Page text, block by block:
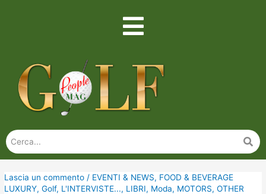
Lascia un commento / EVENTI & NEWS, FOOD & BEVERAGE
LUXURY,Golf, L'INTERVISTE..., LIBRI, Moda, MOTORS,OTHER